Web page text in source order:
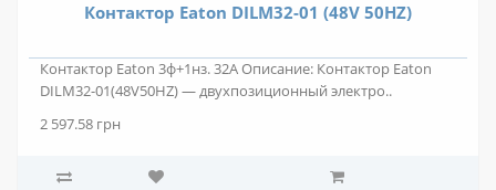
Контактор Eaton DILM32-01 (48V 50HZ)
Контактор Eaton 3ф+1нз. 32А Описание: Контактор Eaton
DILM32-01(48V50HZ) — двухпозиционный электро..
2 597.58 грн